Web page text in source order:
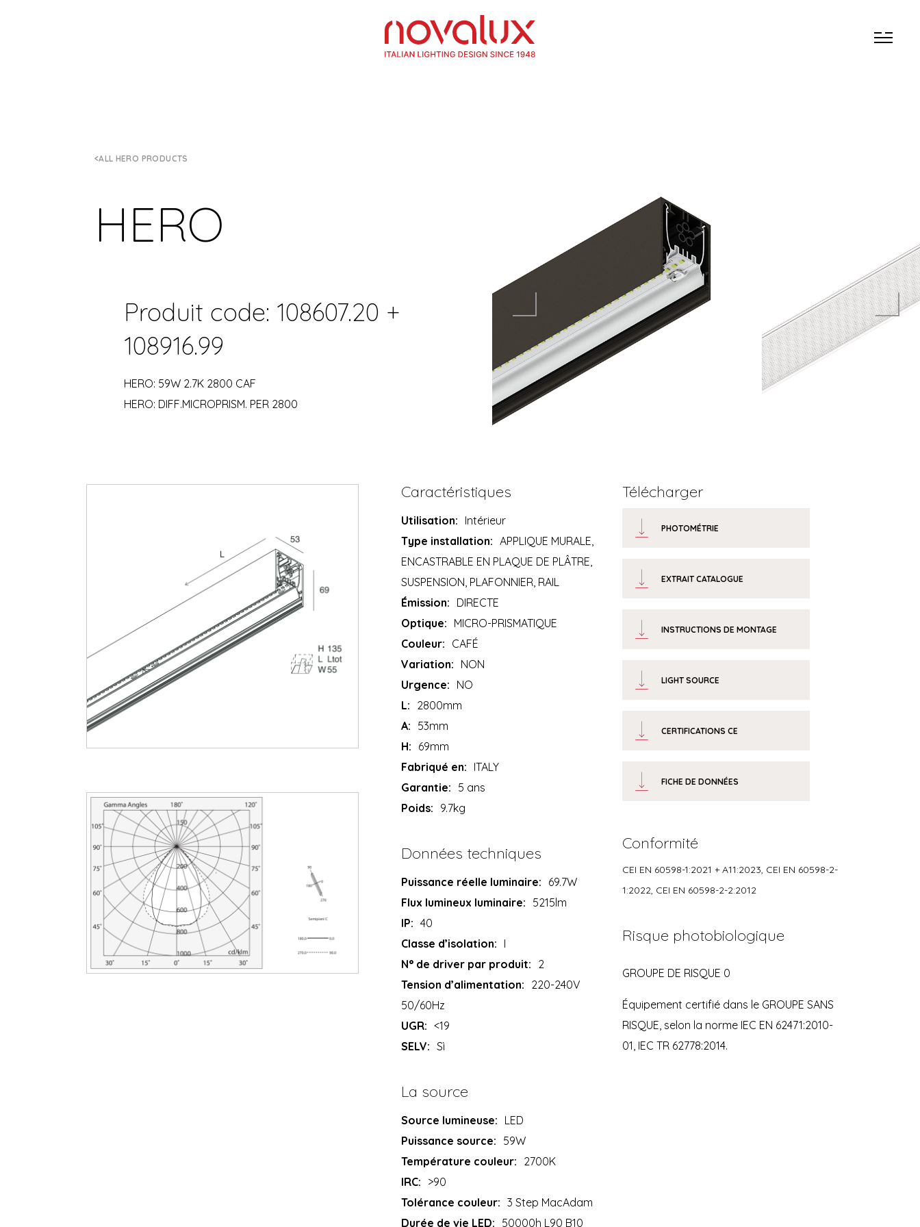
ALL HERO PRODUCTS
HERO
Produit code: 108607.20 +
108916.99
HERO: 59W 2.7K 2800 CAF
HERO: DIFF.MICROPRISM. PER 2800
Caractéristiques
Utilisation: Intérieur
Type installation: APPLIQUE MURALE,
ENCASTRABLE EN PLAQUE DE PLÂTRE,
SUSPENSION, PLAFONNIER, RAIL
Émission: DIRECTE
Optique: MICRO-PRISMATIQUE
Couleur: CAFÉ
Variation: NON
Urgence: NO
L: 2800mm
A: 53mm
H: 69mm
Fabriqué en: ITALY
Garantie: 5 ans
Poids: 9.7kg
Données techniques
Puissance réelle luminaire: 69.7W
Flux lumineux luminaire: 5215lm
IP: 40
Classe d’isolation: I
N° de driver par produit: 2
Tension d’alimentation: 220-240V
50/60Hz
UGR: <19
SELV: Sì
La source
Source lumineuse: LED
Puissance source: 59W
Température couleur: 2700K
IRC: >90
Tolérance couleur: 3 Step MacAdam
Durée de vie LED: 50000h L90 B10
Télécharger
PHOTOMÉTRIE
EXTRAIT CATALOGUE
INSTRUCTIONS DE MONTAGE
LIGHT SOURCE
CERTIFICATIONS CE
FICHE DE DONNÉES
Conformité
CEI EN 60598-1:2021 + A11:2023, CEI EN 60598-2-
1:2022, CEI EN 60598-2-2:2012
Risque photobiologique
GROUPE DE RISQUE 0
Équipement certifié dans le GROUPE SANS
RISQUE, selon la norme IEC EN 62471:2010-
01, IEC TR 62778:2014.